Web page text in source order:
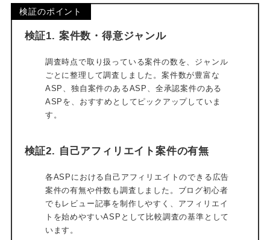
検証のポイント
検証1. 案件数・得意ジャンル
調査時点で取り扱っている案件の数を、ジャンル
ごとに整理して調査しました。案件数が豊富な
ASP、独自案件のあるASP、全承認案件のある
ASPを、おすすめとしてピックアップしていま
す。
検証2. 自己アフィリエイト案件の有無
各ASPにおける自己アフィリエイトのできる広告
案件の有無や件数も調査しました。ブログ初心者
でもレビュー記事を制作しやすく、アフィリエイ
トを始めやすいASPとして比較調査の基準として
います。